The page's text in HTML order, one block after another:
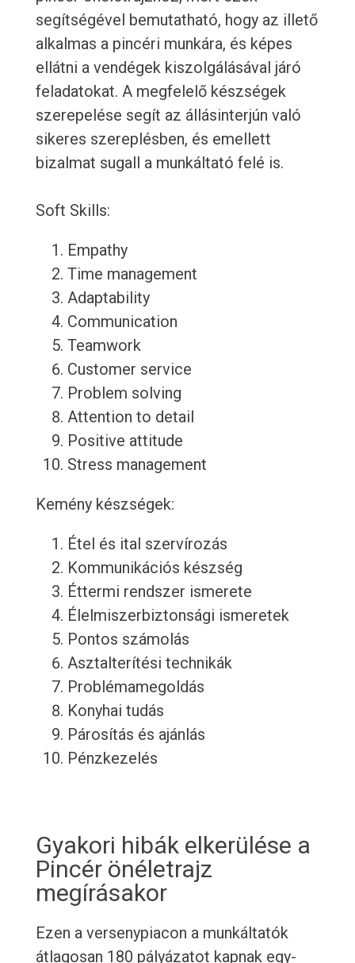
segítségével bemutatható, hogy az illető
alkalmas a pincéri munkára, és képes
ellátni a vendégek kiszolgálásával járó
feladatokat. A megfelelő készségek
szerepelése segít az állásinterjún való
sikeres szereplésben, és emellett
bizalmat sugall a munkáltató felé is.
Soft Skills:
Empathy
Time management
Adaptability
Communication
Teamwork
Customer service
Problem solving
Attention to detail
Positive attitude
Stress management
Kemény készségek:
Étel és ital szervírozás
Kommunikációs készség
Éttermi rendszer ismerete
Élelmiszerbiztonsági ismeretek
Pontos számolás
Asztalterítési technikák
Problémamegoldás
Konyhai tudás
Párosítás és ajánlás
Pénzkezelés
Gyakori hibák elkerülése a
Pincér önéletrajz
megírásakor
Ezen a versenypiacon a munkáltatók
átlagosan 180 pályázatot kapnak egy-